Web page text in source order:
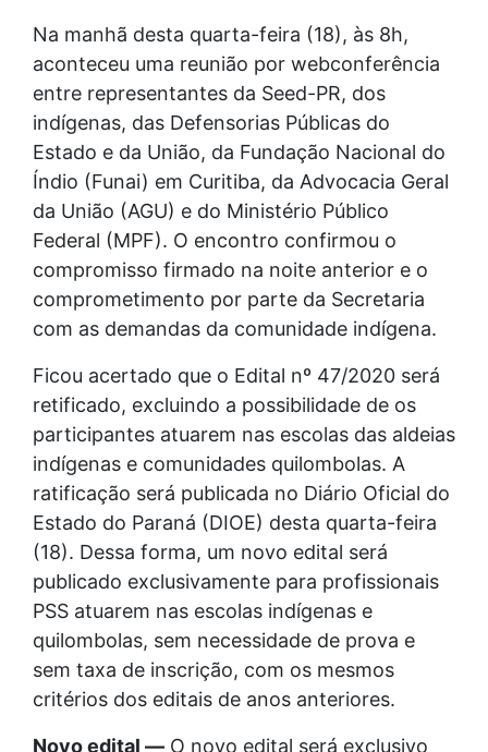
Na manhã desta quarta-feira (18), às 8h,
aconteceu uma reunião por webconferência
entre representantes da Seed-PR, dos
indígenas, das Defensorias Públicas do
Estado e da União, da Fundação Nacional do
Índio (Funai) em Curitiba, da Advocacia Geral
da União (AGU) e do Ministério Público
Federal (MPF). O encontro confirmou o
compromisso firmado na noite anterior e o
comprometimento por parte da Secretaria
com as demandas da comunidade indígena.
Ficou acertado que o Edital nº 47/2020 será
retificado, excluindo a possibilidade de os
participantes atuarem nas escolas das aldeias
indígenas e comunidades quilombolas. A
ratificação será publicada no Diário Oficial do
Estado do Paraná (DIOE) desta quarta-feira
(18). Dessa forma, um novo edital será
publicado exclusivamente para profissionais
PSS atuarem nas escolas indígenas e
quilombolas, sem necessidade de prova e
sem taxa de inscrição, com os mesmos
critérios dos editais de anos anteriores.
Novo edital — O novo edital será exclusivo